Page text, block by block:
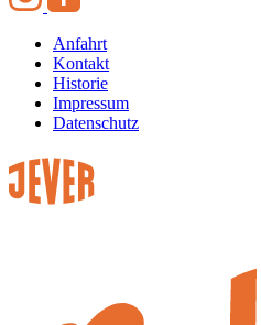
Anfahrt
Kontakt
Historie
Impressum
Datenschutz